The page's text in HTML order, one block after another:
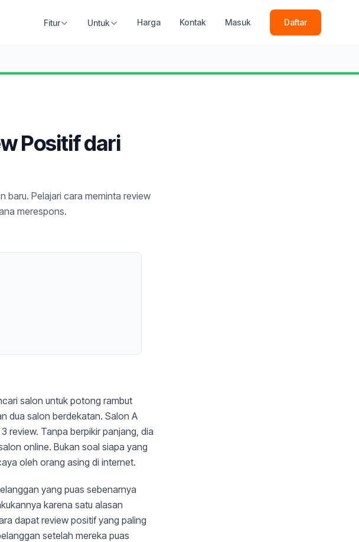
Fitur Untuk Harga Kontak Masuk Daftar
Positif dari
baru. Pelajari cara meminta review
merespons.
salon untuk potong rambut
dua salon berdekatan. Salon A
review. Tanpa berpikir panjang, dia
online. Bukan soal siapa yang
oleh orang asing di internet.
yang puas sebenarnya
karena satu alasan
dapat review positif yang paling
setelah mereka puas